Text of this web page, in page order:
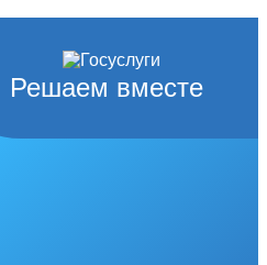
Решаем вместе